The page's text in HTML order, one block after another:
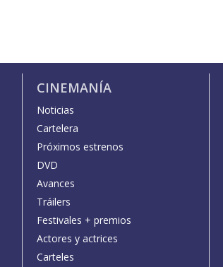
CINEMANÍA
Noticias
Cartelera
Próximos estrenos
DVD
Avances
Tráilers
Festivales + premios
Actores y actrices
Carteles